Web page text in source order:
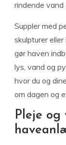
rindende
Suppler med
skulpturer
gør haven
lys, vand og
hvor du og
om dagen og
Pleje